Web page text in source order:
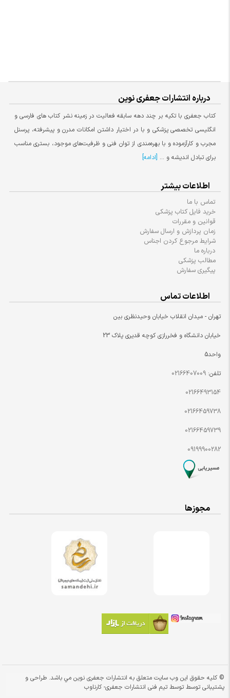
درباره انتشارات جعفری نوین
کتاب جعفری با تکیه بر چند دهه سابقه فعالیت در زمینه نشر کتاب های فارسی و
انگلیسی تخصصی پزشکی و با در اختیار داشتن امکانات مدرن و پیشرفته، پرسنل
مجرب و کارآزموده و با بهره‌مندی از توان فنی و ظرفیت‌های موجود، بستری مناسب
برای تبادل اندیشه و ... [ادامه]
اطلاعات بیشتر
تماس با ما
خرید فایل کتاب پزشکی
قوانین و مقررات
زمان پردازش و ارسال سفارش
شرایط مرجوع کردن اجناس
درباره ما
مطالب پزشکی
پیگیری سفارش
اطلاعات تماس
تهران - میدان انقلاب خیابان وحیدنظری بین
خیابان دانشگاه و فخررازی کوچه قدیری پلاک 23
واحد5
تلفن: 02166407009
02166493154
02166459738
02166459739
09199900282
مجوزها
© کلیه حقوق این وب سایت متعلق به انتشارات جعفری نوین مي باشد. طراحی و
پشتیبانی توسط توسط تیم فنی انتشارات جعفری- کارناوب